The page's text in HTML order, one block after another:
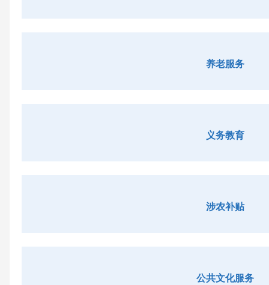
养老服务
义务教育
涉农补贴
公共文化服务